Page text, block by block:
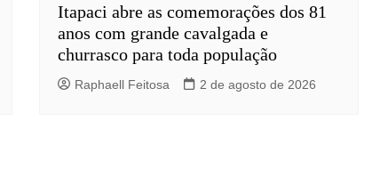
Itapaci abre as comemorações dos 81
anos com grande cavalgada e
churrasco para toda população
Raphaell Feitosa 2 de agosto de 2026